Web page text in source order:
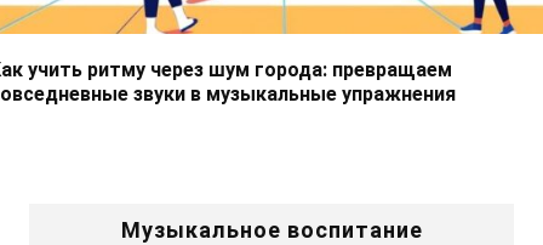
учить ритму через шум города: превращаем
звуки в музыкальные упражнения
Музыкальное воспитание